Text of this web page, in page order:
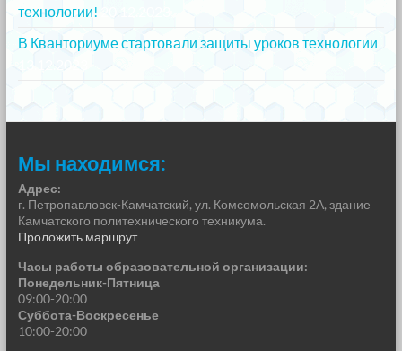
технологии!
В Кванториуме стартовали защиты уроков технологии
Мы находимся:
Адрес:
г. Петропавловск-Камчатский, ул. Комсомольская 2А, здание
Камчатского политехнического техникума.
Проложить маршрут
Часы работы образовательной организации:
Понедельник-Пятница
09:00-20:00
Суббота-Воскресенье
10:00-20:00